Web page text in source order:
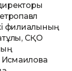
филиалының
СҚО
Исмаилова